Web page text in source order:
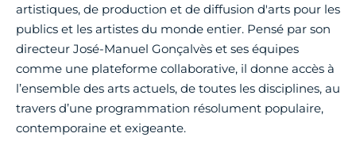
artistiques, de production et de diffusion d'arts pour les
publics et les artistes du monde entier. Pensé par son
directeur José-Manuel Gonçalvès et ses équipes
comme une plateforme collaborative, il donne accès à
l’ensemble des arts actuels, de toutes les disciplines, au
travers d’une programmation résolument populaire,
contemporaine et exigeante.